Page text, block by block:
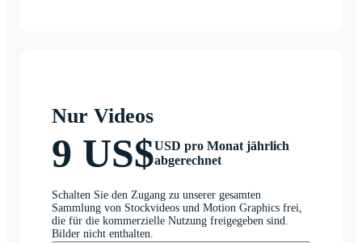
Nur Videos
9 US$USD pro Monat jährlich
abgerechnet
Schalten Sie den Zugang zu unserer gesamten
Sammlung von Stockvideos und Motion Graphics frei,
die für die kommerzielle Nutzung freigegeben sind.
Bilder nicht enthalten.